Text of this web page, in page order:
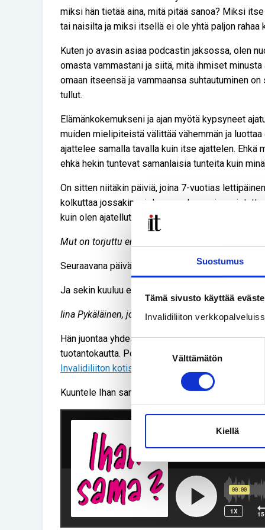
Suostumus
Tämä sivusto käyttää
Invalidiliiton
Suostumuksen
valinta
Välttämätön
Kiellä
miksi hän tietää aina, mitä pitää sanoa? Miksi
tai naisilta ja miksi itsellä ei ole yhtä paljon rahaa
Kuten jo avasin asiaa podcastin jaksossa, olen
omasta vammastani ja siitä, mitä ihmiset
omaan itseensä ja vammaansa suhtautuminen
tullut.
Elämänkokemukseni ja ajan myötä kypsyneet
muiden mielipiteistä välittää vähemmän ja
ajattelee samalla tavalla kuin itse ajattelen. Ehkä
ehkä hekin tuntevat samanlaisia tunteita kuin
On sitten niitäkin päiviä, joina 7-vuotias
kolkuttaa jossakin mielen sopukassa ja
kuin olen ajatellut.
Mut on torjuttu ennenkin. Mitä jos mä en riitä?
Seuraavana päivänä nauran omalle
Ja sekin kuuluu elämään. Ja se on ihan okei.
Iina Pykäläinen, journalismiopiskelija.
Hän juontaa yhdessä Osku Timosen kanssa
tuotantokautta. Podcast löytyy myös Suplasta,
Invalidiliiton kotisivuilta.
Kuuntele Ihan sama? -podcastin jakso nro 14: